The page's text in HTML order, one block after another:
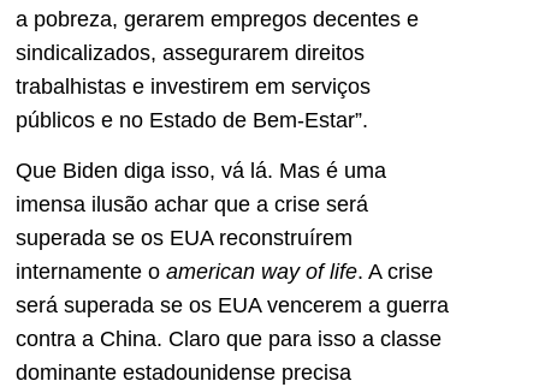
a pobreza, gerarem empregos decentes e
sindicalizados, assegurarem direitos
trabalhistas e investirem em serviços
públicos e no Estado de Bem-Estar”.
Que Biden diga isso, vá lá. Mas é uma
imensa ilusão achar que a crise será
superada se os EUA reconstruírem
internamente o american way of life. A crise
será superada se os EUA vencerem a guerra
contra a China. Claro que para isso a classe
dominante estadounidense precisa